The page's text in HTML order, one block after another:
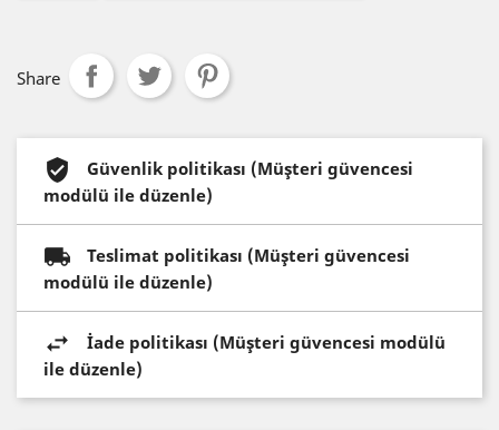
Share
Güvenlik politikası (Müşteri güvencesi
modülü ile düzenle)
Teslimat politikası (Müşteri güvencesi
modülü ile düzenle)
İade politikası (Müşteri güvencesi modülü
ile düzenle)